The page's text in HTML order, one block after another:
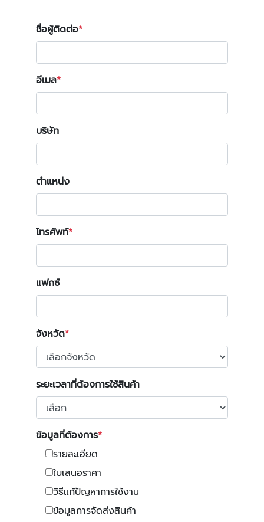
ชื่อผู้ติดต่อ
อีเมล
บริษัท
ตำแหน่ง
โทรศัพท์
แฟกซ์
จังหวัด
ระยะเวลาที่ต้องการใช้สินค้า
ข้อมูลที่ต้องการ
รายละเอียด
ใบเสนอราคา
วิธีแก้ปัญหาการใช้งาน
ข้อมูลการจัดส่งสินค้า